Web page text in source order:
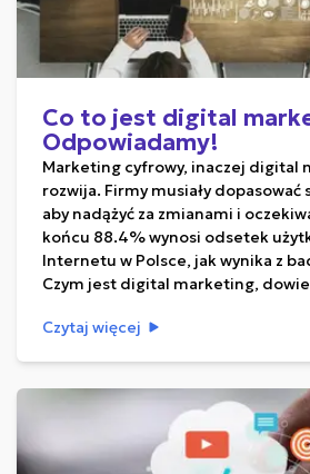
Co to jest digital
Odpowiadamy!
Marketing cyfrowy, inaczej digital
rozwija. Firmy musiały
aby nadążyć za zmianami i
końcu 88.4% wynosi odsetek
Internetu w Polsce, jak wynika z
Czym jest digital marketing,
Czytaj więcej